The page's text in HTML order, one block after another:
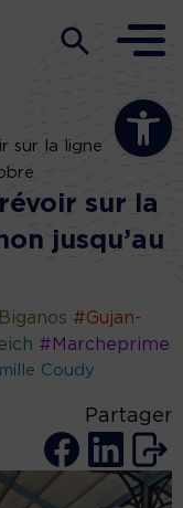
Ouvrir la
sur la ligne
sur la
jusqu’au
#Gujan-
#Marcheprime
Coudy
Partager